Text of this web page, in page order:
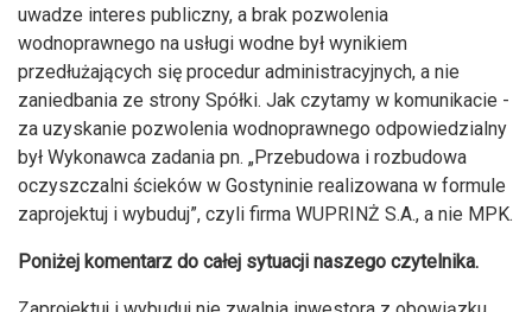
uwadze interes publiczny, a brak pozwolenia
wodnoprawnego na usługi wodne był wynikiem
przedłużających się procedur administracyjnych, a nie
zaniedbania ze strony Spółki. Jak czytamy w komunikacie -
za uzyskanie pozwolenia wodnoprawnego odpowiedzialny
był Wykonawca zadania pn. „Przebudowa i rozbudowa
oczyszczalni ścieków w Gostyninie realizowana w formule
zaprojektuj i wybuduj”, czyli firma WUPRINŻ S.A., a nie MPK.
Poniżej komentarz do całej sytuacji naszego czytelnika.